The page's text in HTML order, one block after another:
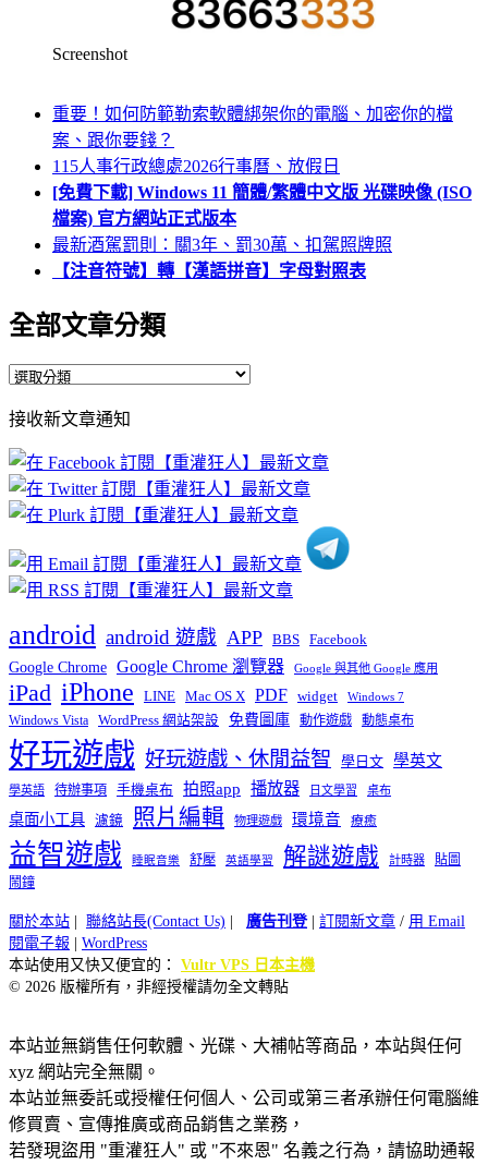
Screenshot
重要！如何防範勒索軟體綁架你的電腦、加密你的檔
案、跟你要錢？
115人事行政總處2026行事曆、放假日
[免費下載] Windows 11 簡體/繁體中文版 光碟映像 (ISO
檔案) 官方網站正式版本
最新酒駕罰則：關3年、罰30萬、扣駕照牌照
【注音符號】轉【漢語拼音】字母對照表
全部文章分類
全
文
章
分
類
接收新文章通知
android android 遊戲 APP BBS Facebook
Google Chrome Google Chrome 瀏覽器 Google 與其他 Google 應用
iPad iPhone LINE Mac OS X PDF widget Windows 7
Windows Vista WordPress 網站架設 免費圖庫 動作遊戲 動態桌布
好玩遊戲 好玩遊戲、休閒益智 學日文 學英文
學英語 待辦事項 手機桌布 拍照app 播放器 日文學習 桌布
桌面小工具 濾鏡 照片編輯 物理遊戲 環境音 療癒
益智遊戲 睡眠音樂 舒壓 英語學習 解謎遊戲 計時器
貼圖
鬧鐘
關於本站 | 聯絡站長(Contact Us) | 廣告刊登| 訂閱新文章 / 用 Email
閱電子報 | WordPress
本站使用又快又便宜的： Vultr VPS 日本主機
© 2026 版權所有，非經授權請勿全文轉貼
本站並無銷售任何軟體、光碟、大補帖等商品，本站與任何
xyz 網站完全無關。
本站並無委託或授權任何個人、公司或第三者承辦任何電腦維
修買賣、宣傳推廣或商品銷售之業務，
若發現盜用 "重灌狂人" 或 "不來恩" 名義之行為，請協助通報